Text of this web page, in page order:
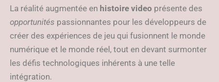
La réalité augmentée en histoire video présente des
opportunités passionnantes pour les développeurs de
créer des expériences de jeu qui fusionnent le monde
numérique et le monde réel, tout en devant surmonter
les défis technologiques inhérents à une telle
intégration.